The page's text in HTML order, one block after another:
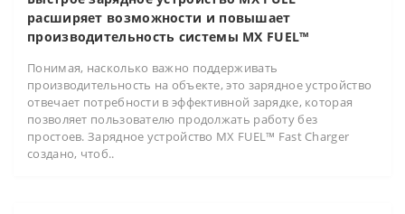
расширяет возможности и повышает
производительность системы MX FUEL™
Понимая, насколько важно поддерживать
производительность на объекте, это зарядное устройство
отвечает потребности в эффективной зарядке, которая
позволяет пользователю продолжать работу без
простоев. Зарядное устройство MX FUEL™ Fast Charger
создано, чтоб..